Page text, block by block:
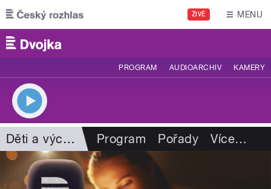
Přejít k hlavnímu obsahu
ŽIVĚ MENU
PROGRAM AUDIOARCHIV KAMERY
Děti a výchova Program Pořady Více…